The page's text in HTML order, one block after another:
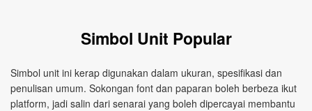
Simbol Unit Popular
Simbol unit ini kerap digunakan dalam ukuran, spesifikasi dan
penulisan umum. Sokongan font dan paparan boleh berbeza ikut
platform, jadi salin dari senarai yang boleh dipercayai membantu